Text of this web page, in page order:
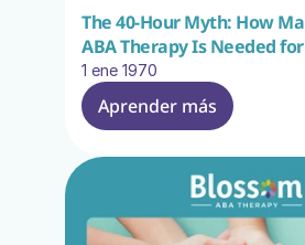
The 40-Hour Myth: How
ABA Therapy Is Needed
1 ene 1970
Aprender más